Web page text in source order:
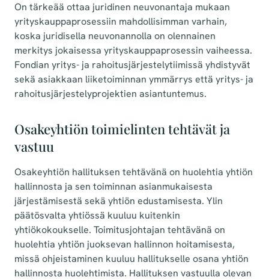
On tärkeää ottaa juridinen neuvonantaja mukaan
yrityskauppaprosessiin mahdollisimman varhain,
koska juridisella neuvonannolla on olennainen
merkitys jokaisessa yrityskauppaprosessin vaiheessa.
Fondian yritys- ja rahoitusjärjestelytiimissä yhdistyvät
sekä asiakkaan liiketoiminnan ymmärrys että yritys- ja
rahoitusjärjestelyprojektien asiantuntemus.
Osakeyhtiön toimielinten tehtävät ja
vastuu
Osakeyhtiön hallituksen tehtävänä on huolehtia yhtiön
hallinnosta ja sen toiminnan asianmukaisesta
järjestämisestä sekä yhtiön edustamisesta. Ylin
päätösvalta yhtiössä kuuluu kuitenkin
yhtiökokoukselle. Toimitusjohtajan tehtävänä on
huolehtia yhtiön juoksevan hallinnon hoitamisesta,
missä ohjeistaminen kuuluu hallitukselle osana yhtiön
hallinnosta huolehtimista. Hallituksen vastuulla olevan